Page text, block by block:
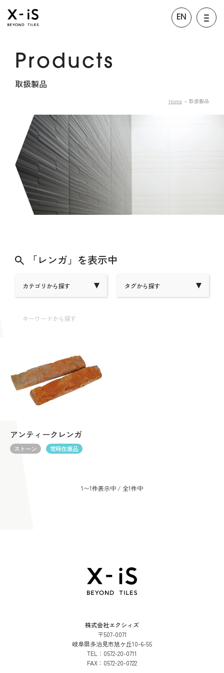
EN
Products
取扱製品
Home 取扱製品
「レンガ」を表示中
カテゴリから探す タグから探す
キーワードから探す
アンティークレンガ
ストーン 常時在庫品
1〜1件表示中 / 全1件中
株式会社エクシィズ
〒507-0071
岐阜県多治見市旭ケ丘10-6-55
TEL： 0572-20-0711
FAX： 0572-20-0722